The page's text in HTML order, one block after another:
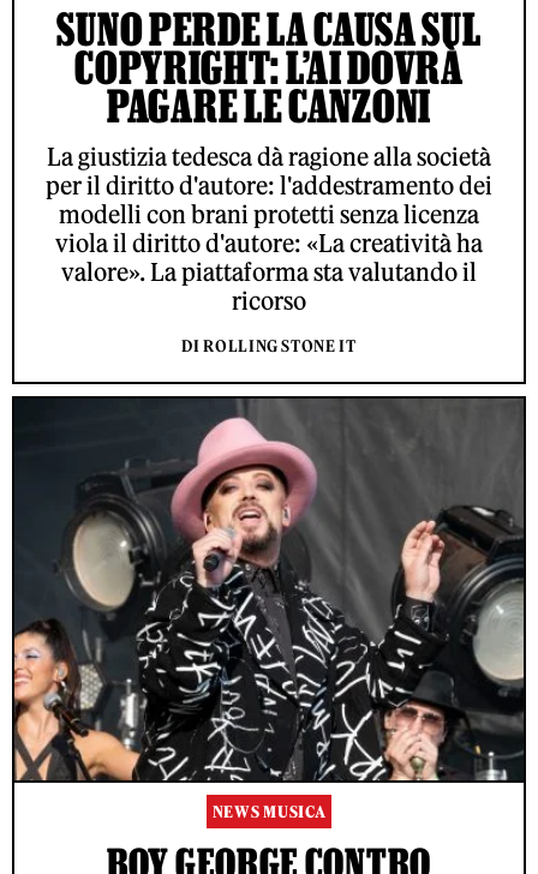
SUNO PERDE LA CAUSA SUL
COPYRIGHT: L’AI DOVRÀ
PAGARE LE CANZONI
La giustizia tedesca dà ragione alla società
per il diritto d'autore: l'addestramento dei
modelli con brani protetti senza licenza
viola il diritto d'autore: «La creatività ha
valore». La piattaforma sta valutando il
ricorso
DI ROLLING STONE IT
NEWS MUSICA
BOY GEORGE CONTRO